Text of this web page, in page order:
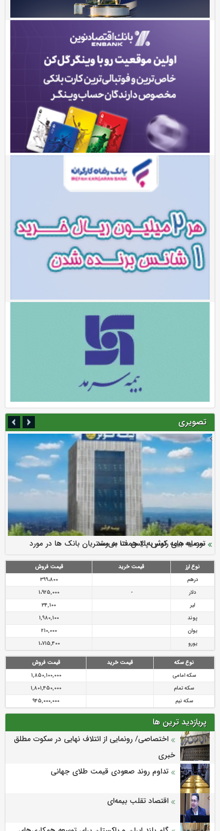
تصویری
ارزش سهام عدالت بالا رفت
سرمایه بیمه کوثر به ۴ همت می‌رسد
نود ثانیه با فولاد سنگان
تقدیر دبیرکل سندیکای بیمه گران ایران از اقدامات مدیرعامل بیمه
رازی
توصیه های رئیس پلیس فتا به مشتریان بانک ها در مورد
پیشگیری از سرقت های مجازی
نوع ارز قیمت خرید
قیمت فروش
درهم
399،800
دلار
-
1،925,000
لیر
34,100
پوند
1,980,100
یوان
210,000
یورو
1،715,400
نوع سکه قیمت خرید
قیمت فروش
سکه امامی
1,850,100,000
سکه تمام
1,801,450,000
سکه نیم
945,000,000
پربازدید ترین ها
اختصاصی/ رونمایی از ائتلاف‌ نهایی در سکوت مطلق
خبری
تداوم روند صعودی قیمت طلای جهانی
اقتصاد تقلب بیمه‌ای